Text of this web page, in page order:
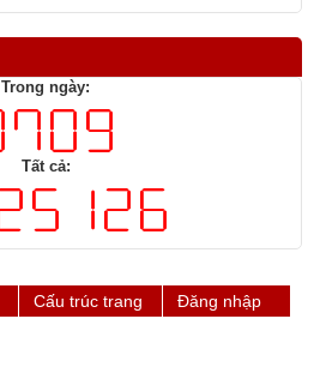
Trong ngày:
Tất cả:
Cấu trúc trang Đăng nhập